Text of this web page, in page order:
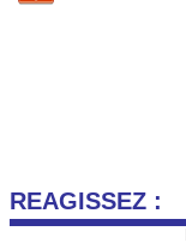
REAGISSEZ :